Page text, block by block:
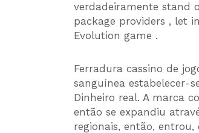
verdadeiramente stand
package providers , let
Evolution game .
Ferradura cassino de
sanguínea estabelecer-
Dinheiro real. A marca
então se expandiu
regionais, então,